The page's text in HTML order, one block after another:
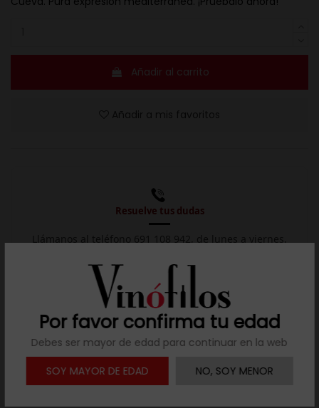
Por favor confirma tu edad
Debes ser mayor de edad para continuar en la web
SOY MAYOR DE EDAD
NO, SOY MENOR
Añadir al carrito
Resuelve tus dudas
 Descargar ficha
4.8 / 5 1136 opiniones en